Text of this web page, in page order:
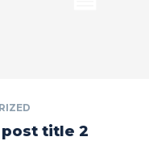
post title 2